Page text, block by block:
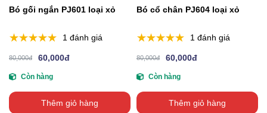
Bó gối ngắn PJ601 loại xỏ
1 đánh giá
80,000đ 60,000đ
Còn hàng
Thêm giỏ hàng
Bó cổ chân PJ604 loại xỏ
1 đánh giá
80,000đ 60,000đ
Còn hàng
Thêm giỏ hàng